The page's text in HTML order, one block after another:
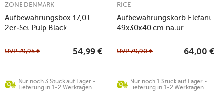
Aufbewahrungsbox 17,0 l
2er-Set Pulp Black
ZONE DENMARK
Nur noch 3 Stück auf Lager -
Lieferung in 1-2 Werktagen
UVP79,95 € 54,99 €
Aufbewahrungskorb Elefant
49x30x40 cm natur
RICE
Nur noch 1 Stück auf Lager -
Lieferung in 1-2 Werktagen
UVP79,90 € 64,00 €